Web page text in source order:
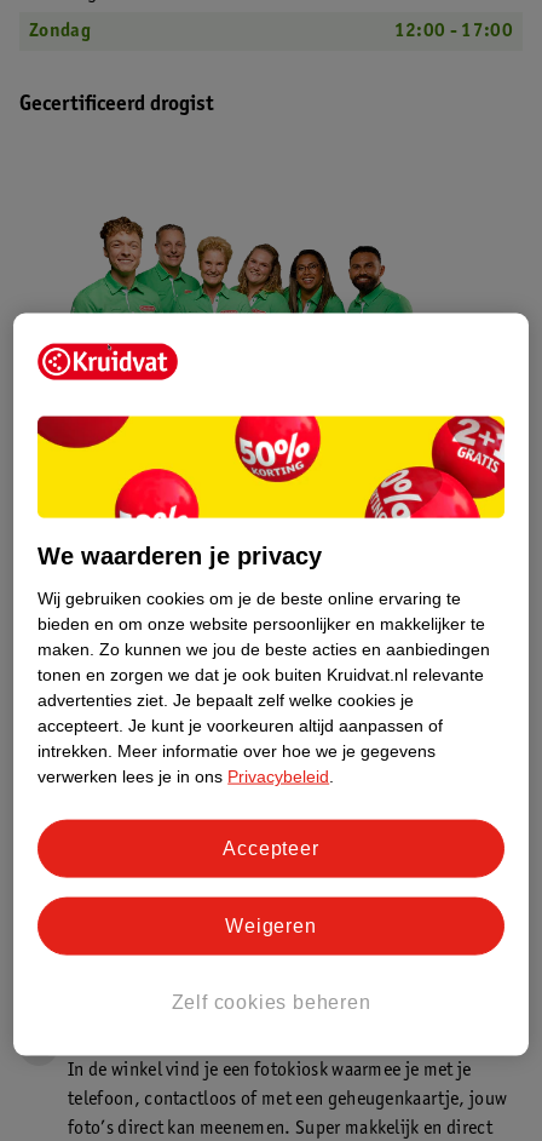
Zondag
12:00 - 17:00
Gecertificeerd drogist
Kruidvat is een erkend specialist in
gezondheidsvraag ook is, stel hem aan
ons!
Stel je gezondheidsvraag
Ook in deze winkel
Kruidvat.nl ophaalpunt
winkel. Zo hoef je niet thuis te blijven voor de Kruidvat
Kruidvat is een gecertificeerd drogist. Dit betekent dat je
winkel én online!
In de winkel vind je een fotokiosk waarmee je met je
telefoon, contactloos of met een geheugenkaartje, jouw
foto’s direct kan meenemen. Super makkelijk en direct
We waarderen je privacy
Wij gebruiken cookies om je de beste online ervaring te
bieden en om onze website persoonlijker en makkelijker te
maken. Zo kunnen we jou de beste acties en aanbiedingen
tonen en zorgen we dat je ook buiten Kruidvat.nl relevante
advertenties ziet. Je bepaalt zelf welke cookies je
accepteert. Je kunt je voorkeuren altijd aanpassen of
intrekken.
Meer informatie over hoe we je gegevens
verwerken lees je in ons Privacybeleid
Zelf cookies beheren
Weigeren
Accepteer